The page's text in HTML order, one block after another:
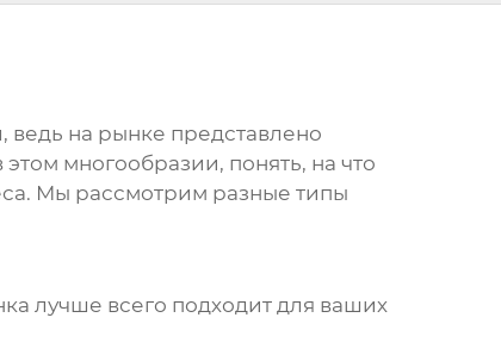
ведь на рынке представлено
многообразии, понять, на что
Мы рассмотрим разные типы
лучше всего подходит для ваших